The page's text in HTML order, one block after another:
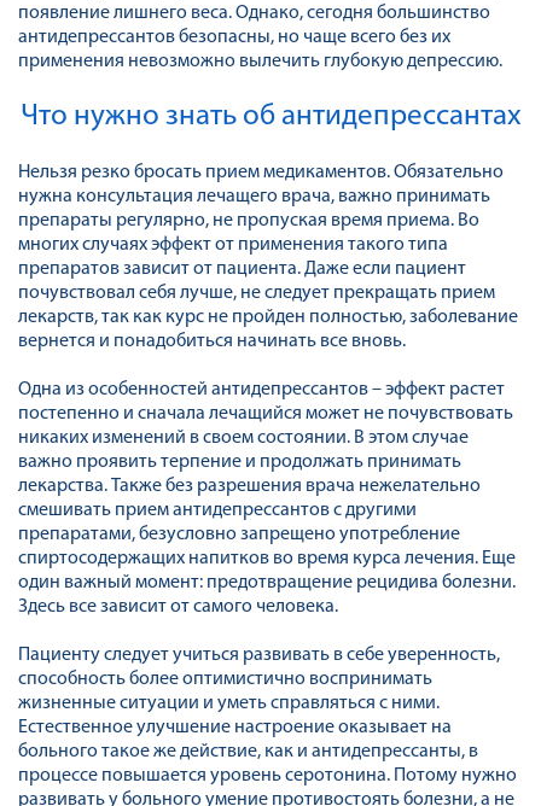
появление лишнего веса. Однако, сегодня большинство
антидепрессантов безопасны, но чаще всего без их
применения невозможно вылечить глубокую депрессию.
Что нужно знать об антидепрессантах
Нельзя резко бросать прием медикаментов. Обязательно
нужна консультация лечащего врача, важно принимать
препараты регулярно, не пропуская время приема. Во
многих случаях эффект от применения такого типа
препаратов зависит от пациента. Даже если пациент
почувствовал себя лучше, не следует прекращать прием
лекарств, так как курс не пройден полностью, заболевание
вернется и понадобиться начинать все вновь.
Одна из особенностей антидепрессантов – эффект растет
постепенно и сначала лечащийся может не почувствовать
никаких изменений в своем состоянии. В этом случае
важно проявить терпение и продолжать принимать
лекарства. Также без разрешения врача нежелательно
смешивать прием антидепрессантов с другими
препаратами, безусловно запрещено употребление
спиртосодержащих напитков во время курса лечения. Еще
один важный момент: предотвращение рецидива болезни.
Здесь все зависит от самого человека.
Пациенту следует учиться развивать в себе уверенность,
способность более оптимистично воспринимать
жизненные ситуации и уметь справляться с ними.
Естественное улучшение настроение оказывает на
больного такое же действие, как и антидепрессанты, в
процессе повышается уровень серотонина. Потому нужно
развивать у больного умение противостоять болезни, а не